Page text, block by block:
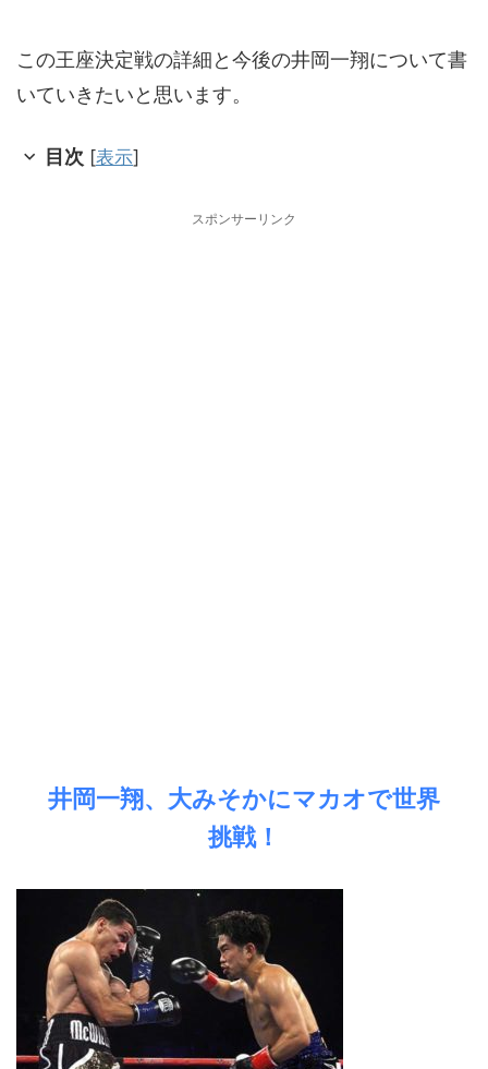
この王座決定戦の詳細と今後の井岡一翔について書
いていきたいと思います。
目次 [表示]
スポンサーリンク
井岡一翔、大みそかにマカオで世界
挑戦！